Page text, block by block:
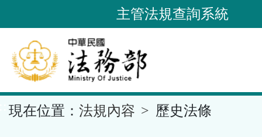
到
要
內
容
區
主管法規查詢系統
現在位置： 法規內容 歷史法條